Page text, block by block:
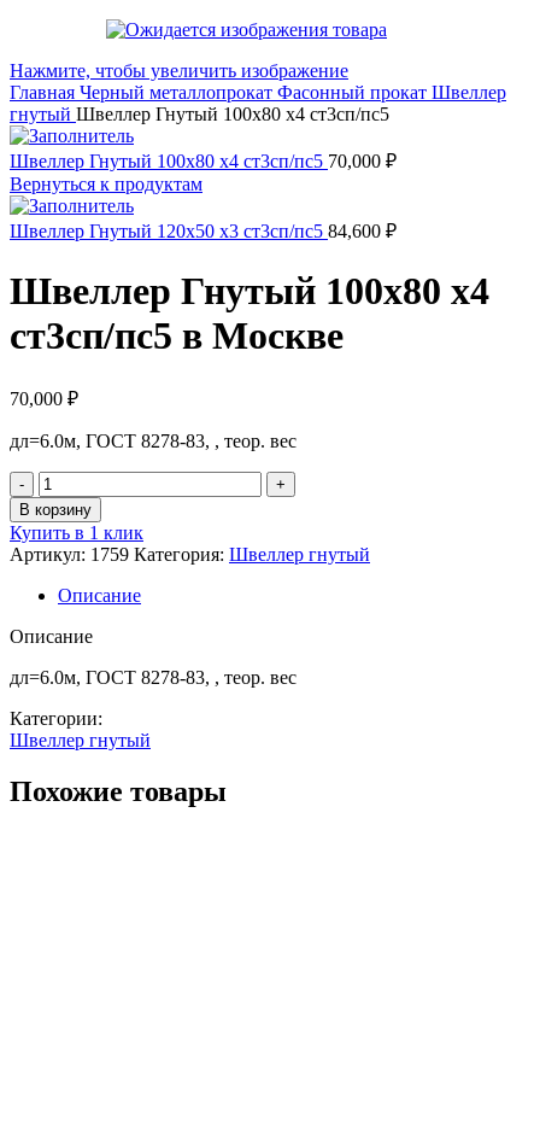
Нажмите, чтобы увеличить изображение
Главная Черный металлопрокат Фасонный прокат Швеллер
гнутый Швеллер Гнутый 100х80 х4 ст3сп/пс5
Швеллер Гнутый 100х80 х4 ст3сп/пс5 70,000 ₽
Вернуться к продуктам
Швеллер Гнутый 120х50 х3 ст3сп/пс5 84,600 ₽
Швеллер Гнутый 100х80 х4
ст3сп/пс5 в Москве
70,000 ₽
дл=6.0м, ГОСТ 8278-83, , теор. вес
Количество
товара
Швеллер
Гнутый
100х80
х4
ст3сп/
пс5
В корзину
Купить в 1 клик
Артикул: 1759 Категория: Швеллер гнутый
Описание
Описание
дл=6.0м, ГОСТ 8278-83, , теор. вес
Категории:
Швеллер гнутый
Похожие товары